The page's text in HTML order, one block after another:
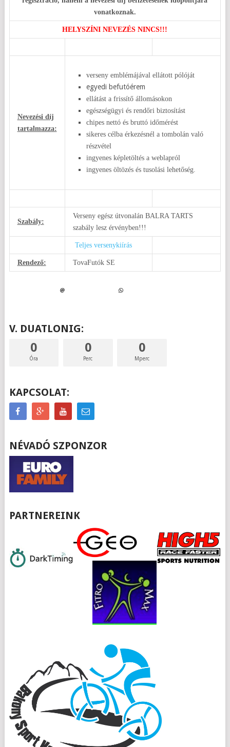
vonatkoznak.
HELYSZÍNI NEVEZÉS NINCS!!!
Nevezési díj
tartalmazza:
verseny emblémájával ellátott pólóját
egyedi befutóérem
ellátást a frissítő állomásokon
egészségügyi és rendőri biztosítást
chipes nettó és bruttó időmérést
sikeres célba érkezésnél a tombolán való
részvétel
ingyenes képletöltés a weblapról
ingyenes öltözés és tusolási lehetőség.
Szabály:
Verseny egész útvonalán BALRA TARTS
szabály lesz érvényben!!!
Teljes versenykiírás
Rendező: TovaFutók SE
V. DUATLONIG:
0
Óra
0
Perc
0
Mperc
KAPCSOLAT:
NÉVADÓ SZPONZOR
PARTNEREINK